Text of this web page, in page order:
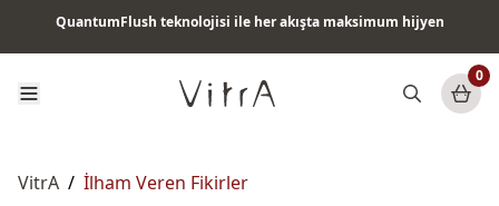
Tüm ürünlerde vade farksız 6 ay taksit & ücretsiz kargo
0
VitrA / İlham Veren Fikirler